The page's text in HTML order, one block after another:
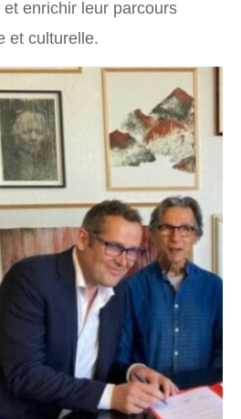
enrichir leur parcours
et culturelle.